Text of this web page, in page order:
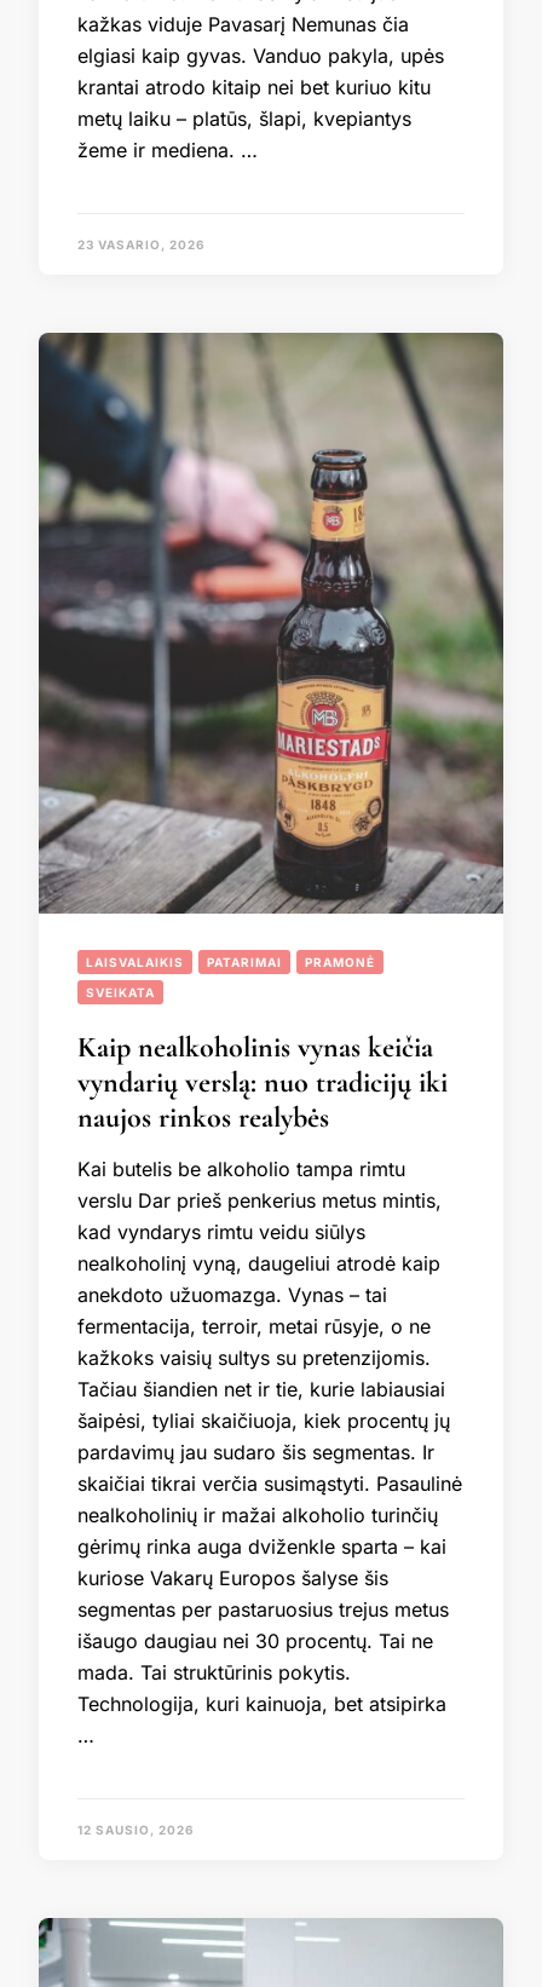
kažkas viduje Pavasarį Nemunas čia
elgiasi kaip gyvas. Vanduo pakyla, upės
krantai atrodo kitaip nei bet kuriuo kitu
metų laiku – platūs, šlapi, kvepiantys
žeme ir mediena. …
23 VASARIO, 2026
LAISVALAIKIS PATARIMAI PRAMONĖ
SVEIKATA
Kaip nealkoholinis vynas keičia
vyndarių verslą: nuo tradicijų iki
naujos rinkos realybės
Kai butelis be alkoholio tampa rimtu
verslu Dar prieš penkerius metus mintis,
kad vyndarys rimtu veidu siūlys
nealkoholinį vyną, daugeliui atrodė kaip
anekdoto užuomazga. Vynas – tai
fermentacija, terroir, metai rūsyje, o ne
kažkoks vaisių sultys su pretenzijomis.
Tačiau šiandien net ir tie, kurie labiausiai
šaipėsi, tyliai skaičiuoja, kiek procentų jų
pardavimų jau sudaro šis segmentas. Ir
skaičiai tikrai verčia susimąstyti. Pasaulinė
nealkoholinių ir mažai alkoholio turinčių
gėrimų rinka auga dviženkle sparta – kai
kuriose Vakarų Europos šalyse šis
segmentas per pastaruosius trejus metus
išaugo daugiau nei 30 procentų. Tai ne
mada. Tai struktūrinis pokytis.
Technologija, kuri kainuoja, bet atsipirka
…
12 SAUSIO, 2026